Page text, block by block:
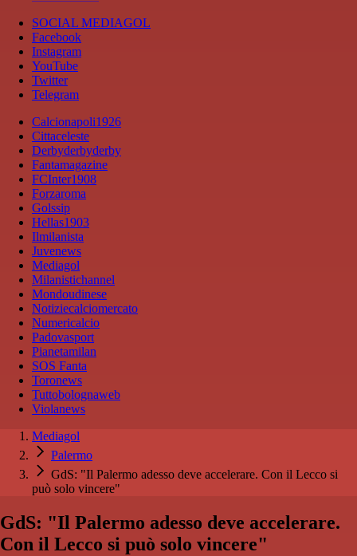
SOCIAL MEDIAGOL
Facebook
Instagram
YouTube
Twitter
Telegram
Calcionapoli1926
Cittaceleste
Derbyderbyderby
Fantamagazine
FCInter1908
Forzaroma
Golssip
Hellas1903
Ilmilanista
Juvenews
Mediagol
Milanistichannel
Mondoudinese
Notiziecalciomercato
Numericalcio
Padovasport
Pianetamilan
SOS Fanta
Toronews
Tuttobolognaweb
Violanews
Mediagol
Palermo
GdS: "Il Palermo adesso deve accelerare. Con il Lecco si
può solo vincere"
GdS: "Il Palermo adesso deve accelerare.
Con il Lecco si può solo vincere"